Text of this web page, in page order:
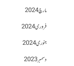
مارچ 2024
فروری 2024
جنوری 2024
دسمبر 2023